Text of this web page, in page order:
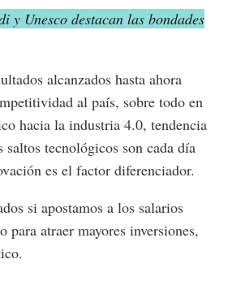
y Unesco destacan las bondades
alcanzados hasta ahora
al país, sobre todo en
hacia la industria 4.0, tendencia
tecnológicos son cada día
es el factor diferenciador.
si apostamos a los salarios
para atraer mayores inversiones,